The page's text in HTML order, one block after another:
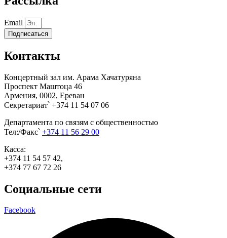
Email
Подписаться
Контакты
Концертный зал им. Арама Хачатуряна
Проспект Маштоца 46
Армения, 0002, Ереван
Секретариат՝ +374 11 54 07 06
Департамента по связям с общественностью
Тел:/Факс՝ +374 11 56 29 00
Касса:
+374 11 54 57 42,
+374 77 67 72 26
Социальные сети
Facebook